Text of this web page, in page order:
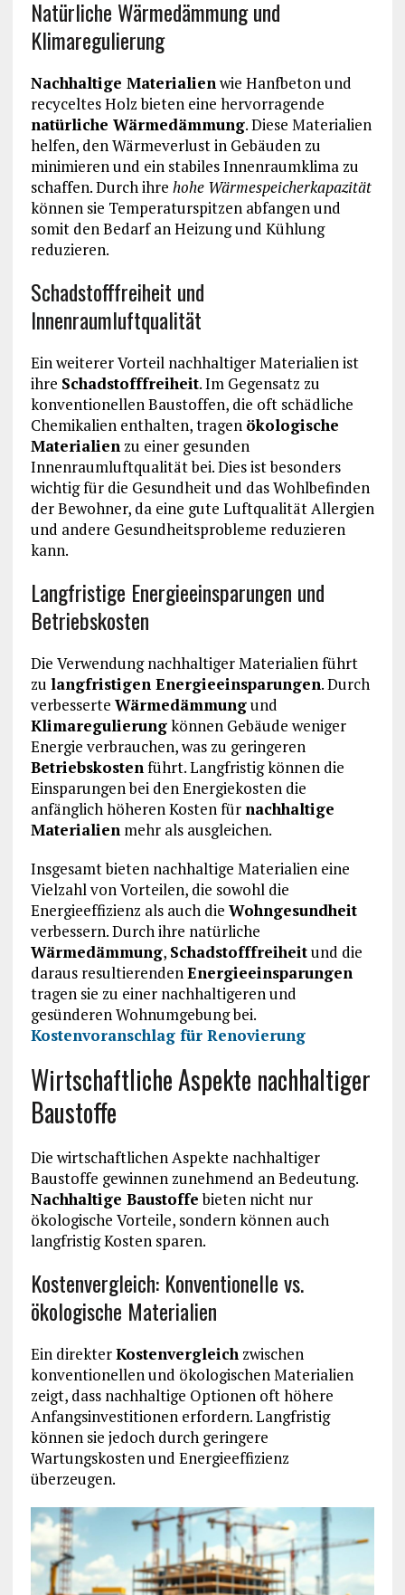
Natürliche Wärmedämmung und
Klimaregulierung
Nachhaltige Materialienwie Hanfbeton und
recyceltes Holz bieten eine hervorragende
natürliche Wärmedämmung. Diese Materialien
helfen, den Wärmeverlust in Gebäuden zu
minimieren und ein stabiles Innenraumklima zu
schaffen. Durch ihre hohe Wärmespeicherkapazität
können sie Temperaturspitzen abfangen und
somit den Bedarf an Heizung und Kühlung
reduzieren.
Schadstofffreiheit und
Innenraumluftqualität
Ein weiterer Vorteil nachhaltiger Materialien ist
ihre Schadstofffreiheit. Im Gegensatz zu
konventionellen Baustoffen, die oft schädliche
Chemikalien enthalten, tragen ökologische
Materialienzu einer gesunden
Innenraumluftqualität bei. Dies ist besonders
wichtig für die Gesundheit und das Wohlbefinden
der Bewohner, da eine gute Luftqualität Allergien
und andere Gesundheitsprobleme reduzieren
kann.
Langfristige Energieeinsparungen und
Betriebskosten
Die Verwendung nachhaltiger Materialien führt
zu langfristigen Energieeinsparungen. Durch
verbesserte Wärmedämmungund
Klimaregulierungkönnen Gebäude weniger
Energie verbrauchen, was zu geringeren
Betriebskostenführt. Langfristig können die
Einsparungen bei den Energiekosten die
anfänglich höheren Kosten für nachhaltige
Materialienmehr als ausgleichen.
Insgesamt bieten nachhaltige Materialien eine
Vielzahl von Vorteilen, die sowohl die
Energieeffizienz als auch die Wohngesundheit
verbessern. Durch ihre natürliche
Wärmedämmung, Schadstofffreiheitund die
daraus resultierendenEnergieeinsparungen
tragen sie zu einer nachhaltigeren und
gesünderen Wohnumgebung bei.
Kostenvoranschlag für Renovierung
Wirtschaftliche Aspekte nachhaltiger
Baustoffe
Die wirtschaftlichen Aspekte nachhaltiger
Baustoffe gewinnen zunehmend an Bedeutung.
Nachhaltige Baustoffebieten nicht nur
ökologische Vorteile, sondern können auch
langfristig Kosten sparen.
Kostenvergleich: Konventionelle vs.
ökologische Materialien
Ein direkterKostenvergleichzwischen
konventionellen und ökologischen Materialien
zeigt, dass nachhaltige Optionen oft höhere
Anfangsinvestitionen erfordern. Langfristig
können sie jedoch durch geringere
Wartungskosten und Energieeffizienz
überzeugen.